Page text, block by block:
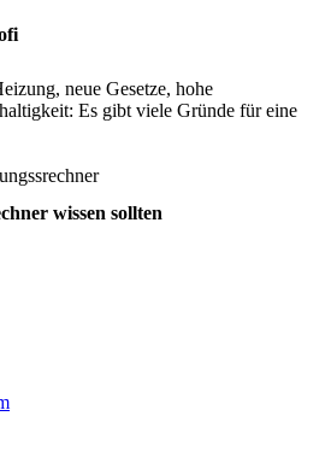
neue Gesetze, hohe
Es gibt viele Gründe für eine
wissen sollten